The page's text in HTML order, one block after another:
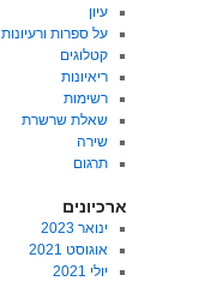
עיון
על ספרות ורעיונות
קטלוגים
ריאיונות
רשימות
שאלת שרשרת
שירה
תרגום
ארכיונים
ינואר 2023
אוגוסט 2021
יולי 2021